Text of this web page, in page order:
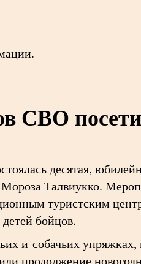
СВО
десятая,
Талвиукко.
туристским
бойцов.
и собачьих
продолжение